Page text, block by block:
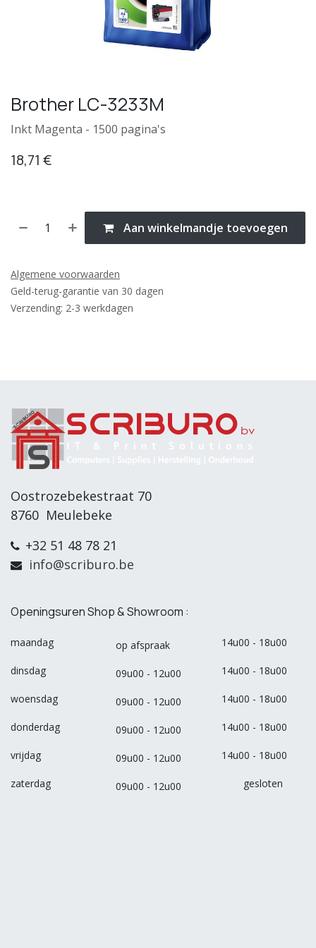
Brother LC-3233M
Inkt Magenta - 1500 pagina's
18,71 €
Aan winkelmandje toevoegen
Algemene voorwaarden
Geld-terug-garantie van 30 dagen
Verzending: 2-3 werkdagen
Oostrozebekestraat 70
8760 Meulebeke
+32 51 48 78 21
info@scriburo.be
Openingsuren Shop & Showroom :
maandag
dinsdag
woensdag
donderdag
vrijdag
zaterdag
op afspraak
09u00 - 12u00
09u00 - 12u00
09u00 - 12u00
09u00 - 12u00
09u00 - 12u00
14u00 - 18u00
14u00 - 18u00
14u00 - 18u00
14u00 - 18u00
14u00 - 18u00
gesloten